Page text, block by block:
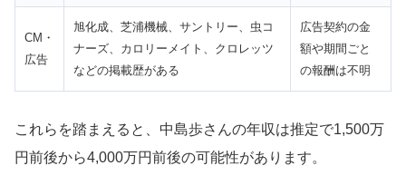
CM・
広告
旭化成、芝浦機械、サントリー、虫コ
ナーズ、カロリーメイト、クロレッツ
などの掲載歴がある
広告契約の金
額や期間ごと
の報酬は不明
これらを踏まえると、中島歩さんの年収は推定で1,500万
円前後から4,000万円前後の可能性があります。